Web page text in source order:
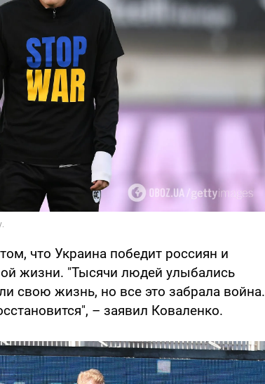
что Украина победит россиян и
жизни. "Тысячи людей улыбались
свою жизнь, но все это забрала война.
– заявил Коваленко.